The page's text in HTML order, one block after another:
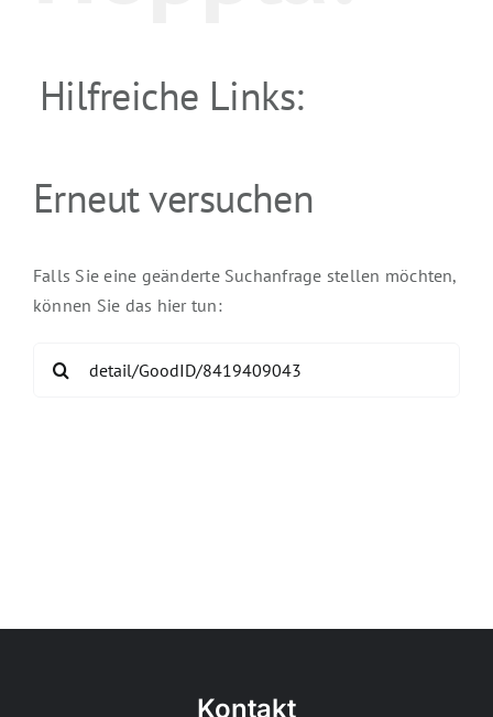
Hilfreiche Links:
Erneut versuchen
Falls Sie eine geänderte Suchanfrage stellen möchten,
können Sie das hier tun:
Kontakt